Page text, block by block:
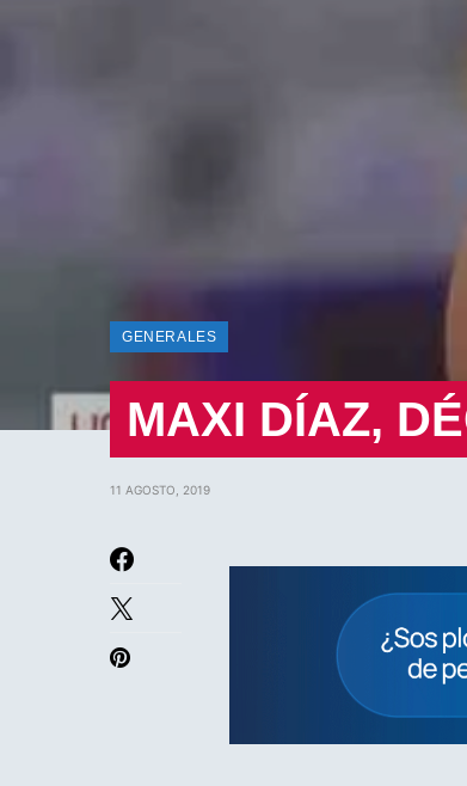
GENERALES
MAXI DÍAZ,
11 AGOSTO, 2019